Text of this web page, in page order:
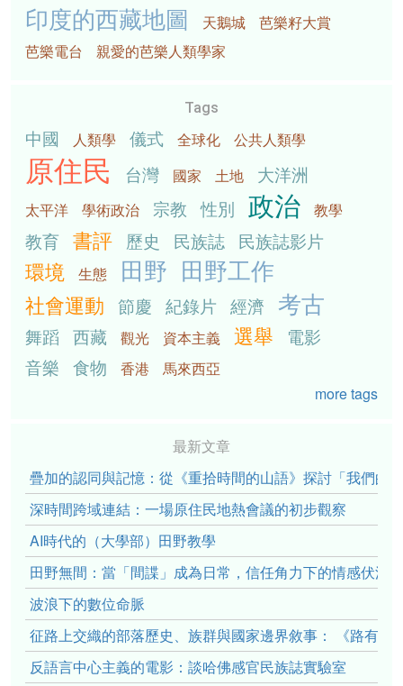
印度的西藏地圖 天鵝城
芭樂籽大賞
芭樂電台
親愛的芭樂人類學家
Tags
中國 人類學 儀式 全球化 公共人類學
原住民 台灣 國家 土地 大洋洲
太平洋 學術政治 宗教 性別 政治 教學
教育 書評 歷史 民族誌 民族誌影片
環境 生態 田野 田野工作
社會運動 節慶 紀錄片 經濟 考古
舞蹈 西藏 觀光 資本主義 選舉
電影
音樂 食物 香港
馬來西亞
more tags
最新文章
疊加的認同與記憶：從《重拾時間的山語》探討「我們的
深時間跨域連結：一場原住民地熱會議的初步觀察
AI時代的（大學部）田野教學
田野無間：當「間諜」成為日常，信任角力下的情感伏流
波浪下的數位命脈
征路上交織的部落歷史、族群與國家邊界敘事： 《路有
反語言中心主義的電影：談哈佛感官民族誌實驗室